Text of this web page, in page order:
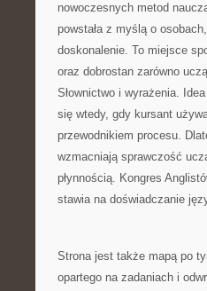
nowoczesnych metod
powstała z myślą o
doskonalenie. To miejsce
oraz dobrostan zarówno
Słownictwo i wyrażenia.
się wtedy, gdy kursant
przewodnikiem procesu.
wzmacniają sprawczość
płynnością. Kongres
stawia na doświadczanie
Strona jest także mapą po
opartego na zadaniach i